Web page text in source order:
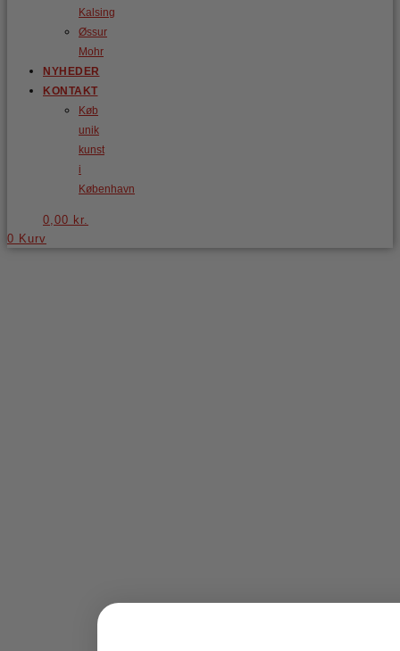
Kalsing
Øssur
Mohr
NYHEDER
KONTAKT
Køb
unik
kunst
i
København
0,00 kr.
0 Kurv